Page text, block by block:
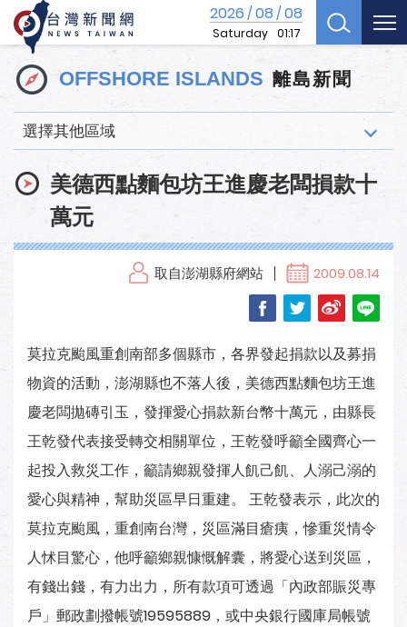
2026/08/08
Saturday 01:17
OFFSHORE ISLANDS 離島新聞
選擇其他區域
美德西點麵包坊王進慶老闆損款十
萬元
取自澎湖縣府網站 2009.08.14
莫拉克颱風重創南部多個縣市，各界發起捐款以及募捐
物資的活動，澎湖縣也不落人後，美德西點麵包坊王進
慶老闆拋磚引玉，發揮愛心捐款新台幣十萬元，由縣長
王乾發代表接受轉交相關單位，王乾發呼籲全國齊心一
起投入救災工作，籲請鄉親發揮人飢己飢、人溺己溺的
愛心與精神，幫助災區早日重建。 王乾發表示，此次的
莫拉克颱風，重創南台灣，災區滿目瘡痍，慘重災情令
人怵目驚心，他呼籲鄉親慷慨解囊，將愛心送到災區，
有錢出錢，有力出力，所有款項可透過「內政部賑災專
戶」郵政劃撥帳號19595889，或中央銀行國庫局帳號